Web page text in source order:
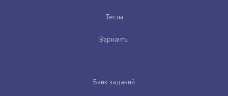
Тесты
Варианты
Банк заданий